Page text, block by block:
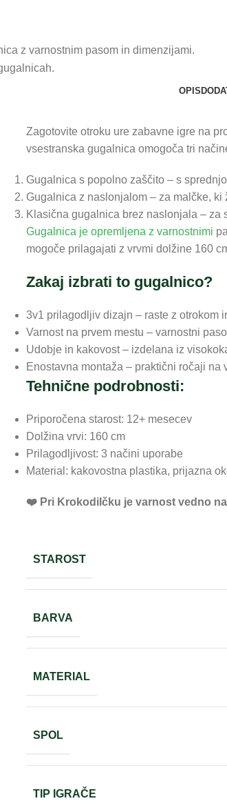
OPIS
Zagotovite otroku ure zabavne igre na
vsestranska gugalnica omogoča tri
Gugalnica s popolno zaščito – s
Gugalnica z naslonjalom – za malčke,
Klasična gugalnica brez naslonjala – za
Gugalnica je opremljena z varnostnimi
mogoče prilagajati z vrvmi dolžine 160
Zakaj izbrati to gugalnico?
3v1 prilagodljiv dizajn – raste z otrokom
Varnost na prvem mestu – varnostni
Udobje in kakovost – izdelana iz
Enostavna montaža – praktični ročaji na
Tehnične podrobnosti:
Priporočena starost: 12+ mesecev
Dolžina vrvi: 160 cm
Prilagodljivost: 3 načini uporabe
Material: kakovostna plastika, prijazna
❤️ ️Pri Krokodilčku je varnost vedno
STAROST
BARVA
MATERIAL
SPOL
TIP IGRAČE